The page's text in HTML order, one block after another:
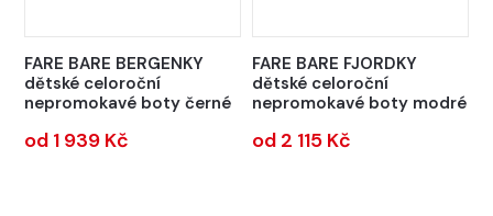
FARE BARE BERGENKY
dětské celoroční
nepromokavé boty černé
od 1 939 Kč
FARE BARE FJORDKY
dětské celoroční
nepromokavé boty modré
od 2 115 Kč